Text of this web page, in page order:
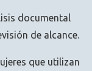
documental
de alcance.
que utilizan